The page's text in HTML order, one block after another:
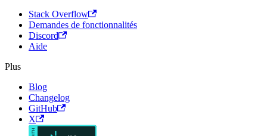
Stack Overflow
Demandes de fonctionnalités
Discord
Aide
Plus
Blog
Changelog
GitHub
X